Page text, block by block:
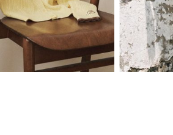
XS/S M/L XS